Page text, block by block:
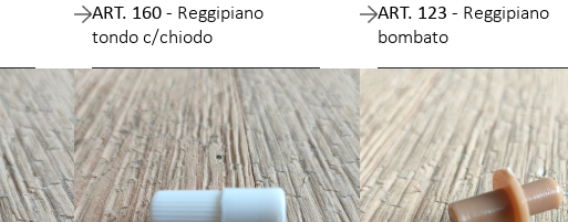
ART. 160 - Reggipiano
tondo c/chiodo
ART. 123 - Reggipiano
bombato